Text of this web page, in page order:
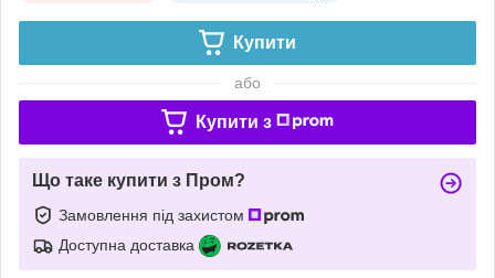
Купити
або
Купити з
Що таке купити з Пром?
Замовлення під захистом
Доступна доставка